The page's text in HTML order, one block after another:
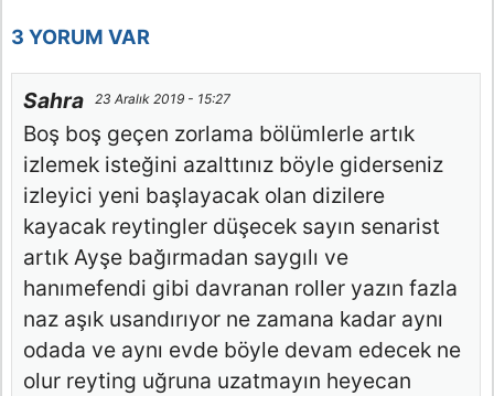
3 YORUM VAR
Sahra 23 Aralık 2019 - 15:27
Boş boş geçen zorlama bölümlerle artık
izlemek isteğini azalttınız böyle giderseniz
izleyici yeni başlayacak olan dizilere
kayacak reytingler düşecek sayın senarist
artık Ayşe bağırmadan saygılı ve
hanımefendi gibi davranan roller yazın fazla
naz aşık usandırıyor ne zamana kadar aynı
odada ve aynı evde böyle devam edecek ne
olur reyting uğruna uzatmayın heyecan